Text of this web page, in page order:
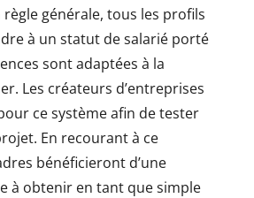
règle générale, tous les profils
à un statut de salarié porté
sont adaptées à la
Les créateurs d’entreprises
ce système afin de tester
En recourant à ce
bénéficieront d’une
à obtenir en tant que simple